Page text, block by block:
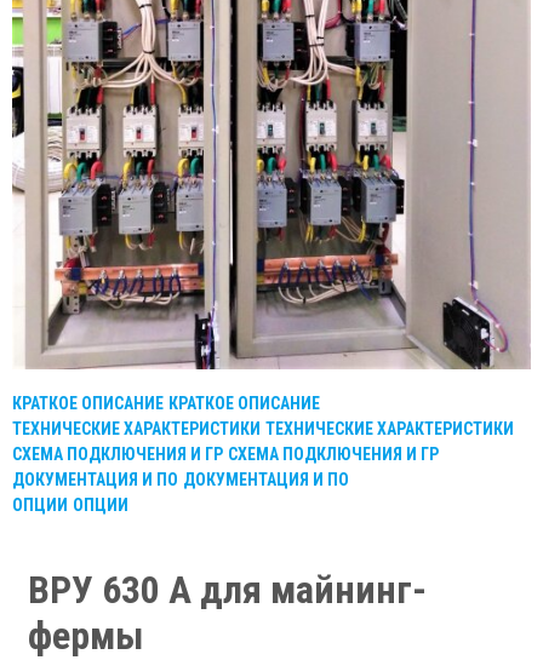
КРАТКОЕ ОПИСАНИЕ КРАТКОЕ ОПИСАНИЕ
ТЕХНИЧЕСКИЕ ХАРАКТЕРИСТИКИ ТЕХНИЧЕСКИЕ ХАРАКТЕРИСТИКИ
СХЕМА ПОДКЛЮЧЕНИЯ И ГР СХЕМА ПОДКЛЮЧЕНИЯ И ГР
ДОКУМЕНТАЦИЯ И ПО ДОКУМЕНТАЦИЯ И ПО
ОПЦИИ ОПЦИИ
ВРУ 630 А для майнинг-
фермы